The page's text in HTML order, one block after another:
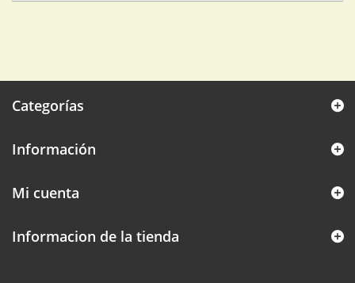
Categorías
Información
Mi cuenta
Informacion de la tienda